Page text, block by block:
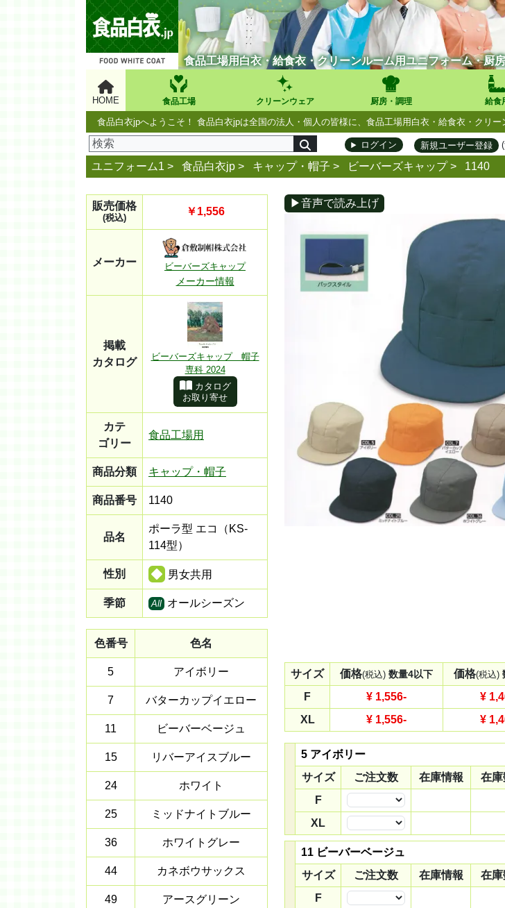
食品工場用白衣・給食衣・クリーンルーム用ユニフォーム・厨
HOME 食品工場 クリーンウェア 厨房・調理 給食
食品白衣jpへようこそ！ 食品白衣jpは全国の法人・個人の皆様に、食品工場用白衣・給食衣・クリ
ログイン 新規ユーザー登録
ユニフォーム1 > 食品白衣jp > キャップ・帽子 > ビーバーズキャップ> 1140
販売価格
(税込)
￥1,556
メーカー ビーバーズキャップ
メーカー情報
掲載
カタログ
ビーバーズキャップ 帽子
専科 2024
カタログ
お取り寄せ
カテ
ゴリー
食品工場用
商品分類 キャップ・帽子
商品番号 1140
品名
ポーラ型 エコ（KS-
114型）
性別 男女共用
季節 All オールシーズン
色番号 色名
5 アイボリー
7 バターカップイエロー
11 ビーバーベージュ
15 リバーアイスブルー
24 ホワイト
25 ミッドナイトブルー
36 ホワイトグレー
44 カネボウサックス
49 アースグリーン
▶音声で読み上げ
サイズ 価格(税込) 数量4以下 価格(税込)
F ¥ 1,556- ¥
XL
¥ 1,556- ¥
5 アイボリー
サイズ
ご注文数 在庫情報
在
F
XL
11 ビーバーベージュ
サイズ
ご注文数 在庫情報
在
F